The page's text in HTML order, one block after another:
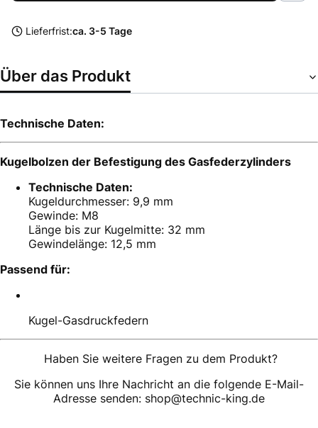
Lieferfrist:ca. 3-5 Tage
Über das Produkt
Technische Daten:
Kugelbolzen der Befestigung des Gasfederzylinders
Technische Daten:
Kugeldurchmesser: 9,9 mm
Gewinde: M8
Länge bis zur Kugelmitte: 32 mm
Gewindelänge: 12,5 mm
Passend für:
Kugel-Gasdruckfedern
Haben Sie weitere Fragen zu dem Produkt?
Sie können uns Ihre Nachricht an die folgende E-Mail-
Adresse senden: shop@technic-king.de